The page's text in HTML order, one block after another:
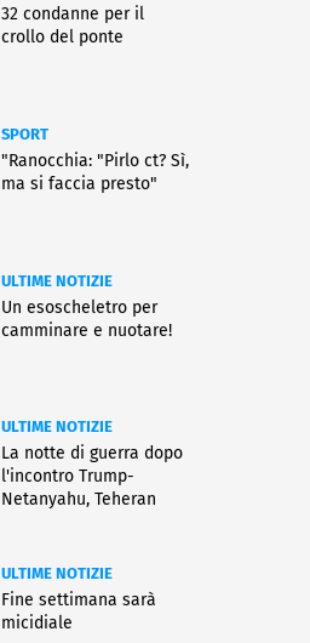
32 condanne per il
crollo del ponte
SPORT
"Ranocchia: "Pirlo ct? Sì,
ma si faccia presto"
ULTIME NOTIZIE
Un esoscheletro per
camminare e nuotare!
ULTIME NOTIZIE
La notte di guerra dopo
l'incontro Trump-
Netanyahu, Teheran
ULTIME NOTIZIE
Fine settimana sarà
micidiale